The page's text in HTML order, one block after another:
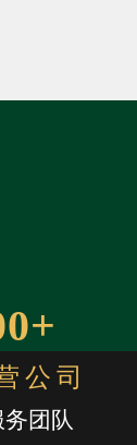
公司
务团队